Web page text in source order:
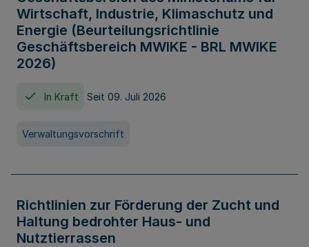
Wirtschaft, Industrie, Klimaschutz und
Energie (Beurteilungsrichtlinie
Geschäftsbereich MWIKE - BRL MWIKE
2026)
In Kraft Seit 09. Juli 2026
Verwaltungsvorschrift
Richtlinien zur Förderung der Zucht und
Haltung bedrohter Haus- und
Nutztierrassen